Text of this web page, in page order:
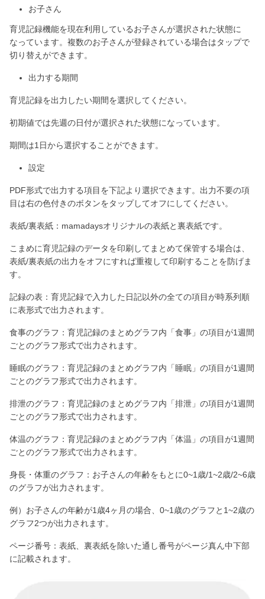
お子さん
育児記録機能を現在利用しているお子さんが選択された状態に
なっています。複数のお子さんが登録されている場合はタップで
切り替えができます。
出力する期間
育児記録を出力したい期間を選択してください。
初期値では先週の日付が選択された状態になっています。
期間は1日から選択することができます。
設定
PDF形式で出力する項目を下記より選択できます。出力不要の項
目は右の色付きのボタンをタップしてオフにしてください。
表紙/裏表紙：mamadaysオリジナルの表紙と裏表紙です。
こまめに育児記録のデータを印刷してまとめて保管する場合は、
表紙/裏表紙の出力をオフにすれば重複して印刷することを防げま
す。
記録の表：育児記録で入力した日記以外の全ての項目が時系列順
に表形式で出力されます。
食事のグラフ：育児記録のまとめグラフ内「食事」の項目が1週間
ごとのグラフ形式で出力されます。
睡眠のグラフ：育児記録のまとめグラフ内「睡眠」の項目が1週間
ごとのグラフ形式で出力されます。
排泄のグラフ：育児記録のまとめグラフ内「排泄」の項目が1週間
ごとのグラフ形式で出力されます。
体温のグラフ：育児記録のまとめグラフ内「体温」の項目が1週間
ごとのグラフ形式で出力されます。
身長・体重のグラフ：お子さんの年齢をもとに0~1歳/1~2歳/2~6歳
のグラフが出力されます。
例）お子さんの年齢が1歳4ヶ月の場合、0~1歳のグラフと1~2歳の
グラフ2つが出力されます。
ページ番号：表紙、裏表紙を除いた通し番号がページ真ん中下部
に記載されます。